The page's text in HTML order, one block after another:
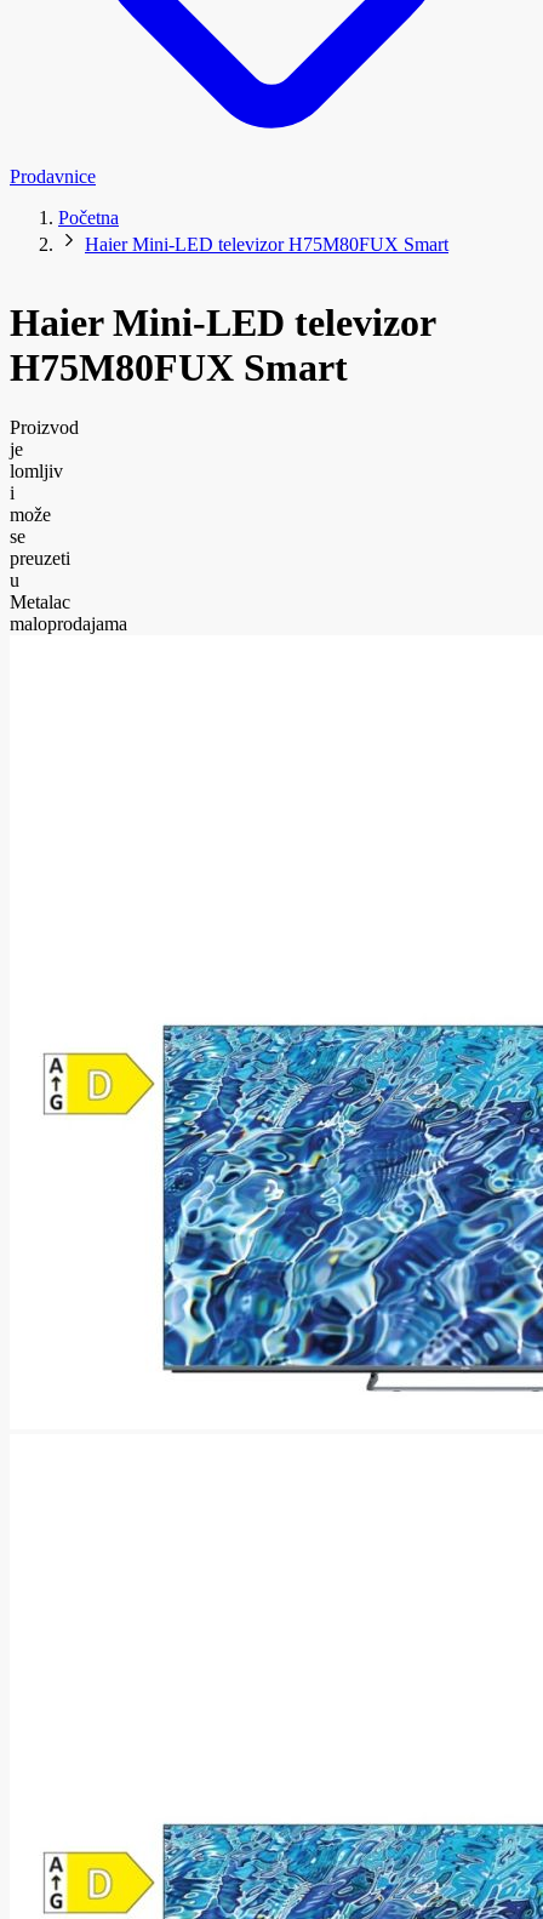
Prodavnice
Početna
Haier Mini-LED televizor H75M80FUX Smart
Haier Mini-LED televizor
H75M80FUX Smart
Proizvod
je
lomljiv
i
može
se
preuzeti
u
Metalac
maloprodajama